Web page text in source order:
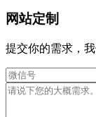
网站定制
提交你的需求，